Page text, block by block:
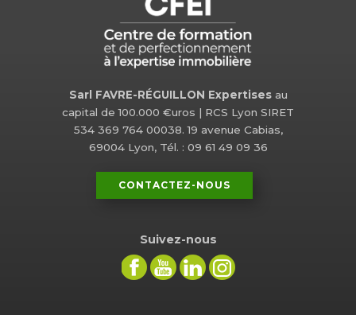
Sarl FAVRE-RÉGUILLON Expertisesau
capital de 100.000 €uros | RCS Lyon SIRET
534 369 764 00038. 19 avenue Cabias,
69004 Lyon, Tél. : 09 61 49 09 36
CONTACTEZ-NOUS
Suivez-nous